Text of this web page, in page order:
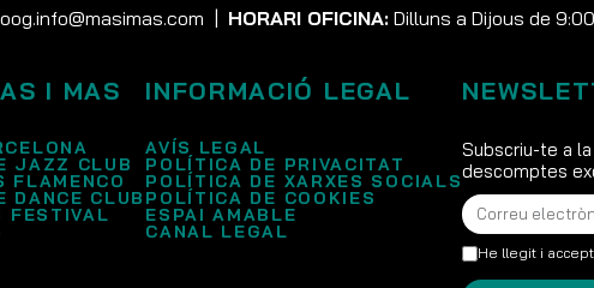
| HORARI OFICINA: Dilluns a Dijous de
I MAS
JAZZ CLUB
FLAMENCO
DANCE CLUB
FESTIVAL
INFORMACIÓ LEGAL
AVÍS LEGAL
POLÍTICA DE PRIVACITAT
POLÍTICA DE XARXES SOCIALS
POLÍTICA DE COOKIES
ESPAI AMABLE
CANAL LEGAL
Subscriu-te a
descomptes
He llegit i